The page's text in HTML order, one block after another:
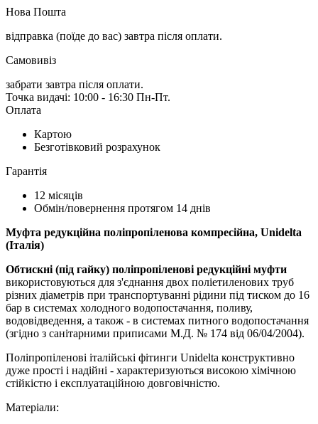
Нова Пошта
відправка (поїде до вас) завтра після оплати.
Самовивіз
забрати завтра після оплати.
Точка видачі: 10:00 - 16:30 Пн-Пт.
Оплата
Картою
Безготівковий розрахунок
Гарантія
12 місяців
Обмін/повернення протягом 14 днів
Муфта редукційна поліпропіленова компресійна, Unidelta
(Італія)
Обтискні (під гайку) поліпропіленові редукційні муфти
використовуються для з'єднання двох поліетиленових труб
різних діаметрів при транспортуванні рідини під тиском до 16
бар в системах холодного водопостачання, поливу,
водовідведення, а також - в системах питного водопостачання
(згідно з санітарними приписами М.Д. № 174 від 06/04/2004).
Поліпропіленові італійські фітинги Unidelta конструктивно
дуже прості і надійні - характеризуються високою хімічною
стійкістю і експлуатаційною довговічністю.
Матеріали: